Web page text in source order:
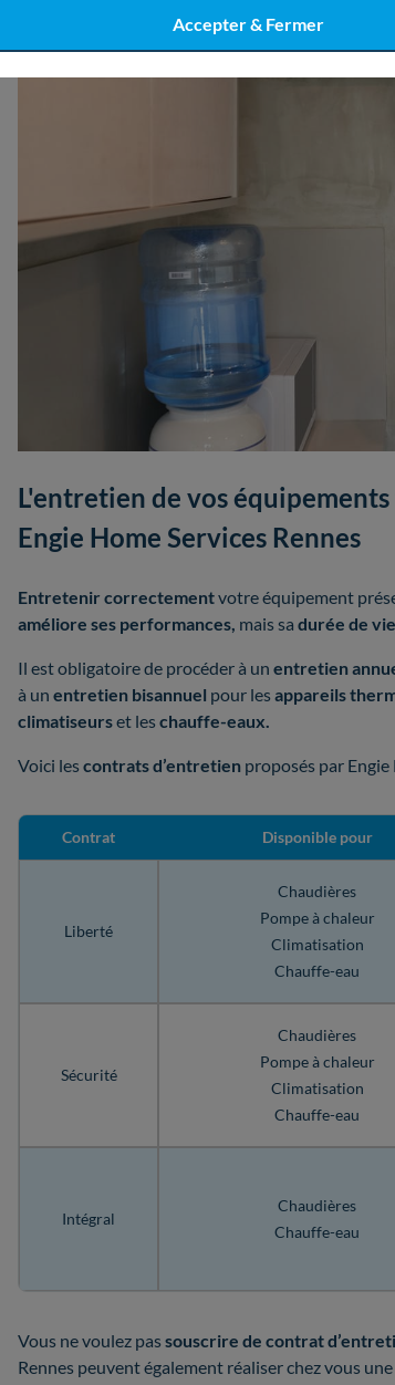
Accepter & Fermer
L'entretien de vos
Engie Home Services Rennes
Entretenir correctementvotre équipement
améliore ses performances, mais sa durée de vie
Il est obligatoire de procéder à un entretien
à un entretien bisannuel pour lesappareils
climatiseurset leschauffe-eaux.
Voici lescontrats d’entretien proposés par Engie
Contrat Disponible pour
Liberté
Chaudières
Pompe à chaleur
Climatisation
Chauffe-eau
Sécurité
Chaudières
Pompe à chaleur
Climatisation
Chauffe-eau
Intégral
Chaudières
Chauffe-eau
Vous ne voulez passouscrire de contrat
Rennes peuvent également réaliser chez vous